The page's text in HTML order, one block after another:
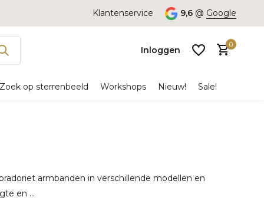
Klantenservice 9,6 @ Google
Inloggen
0
Zoek op sterrenbeeld Workshops Nieuw! Sale!
armbanden in verschillende modellen en
en ...